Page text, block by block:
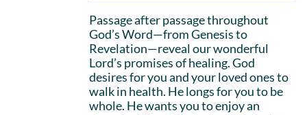
Passage after passage throughout
God’s Word—from Genesis to
Revelation—reveal our wonderful
Lord’s promises of healing. God
desires for you and your loved ones to
walk in health. He longs for you to be
whole. He wants you to enjoy an